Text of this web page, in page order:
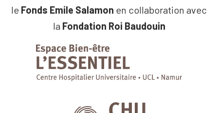
le Fonds Emile Salamon en collaboration avec
la Fondation Roi Baudouin